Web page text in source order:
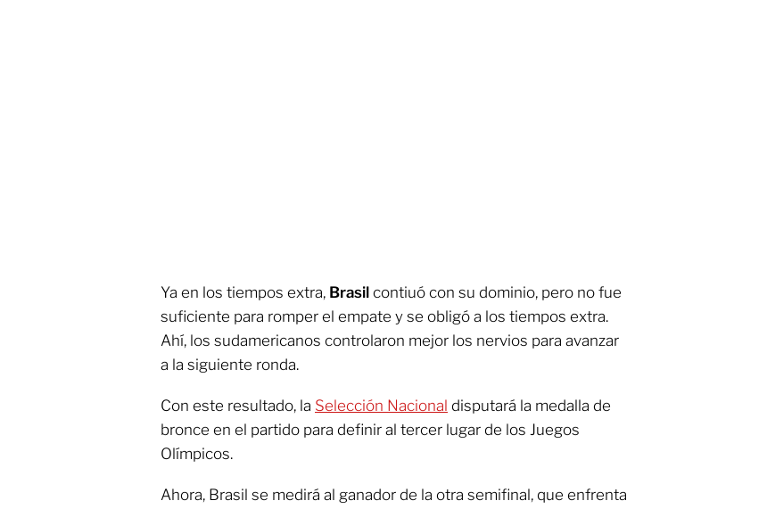
Ya en los tiempos extra, Brasil contiuó con su dominio, pero no fue
suficiente para romper el empate y se obligó a los tiempos extra.
Ahí, los sudamericanos controlaron mejor los nervios para avanzar
a la siguiente ronda.
Con este resultado, la Selección Nacional disputará la medalla de
bronce en el partido para definir al tercer lugar de los Juegos
Olímpicos.
Ahora, Brasil se medirá al ganador de la otra semifinal, que enfrenta